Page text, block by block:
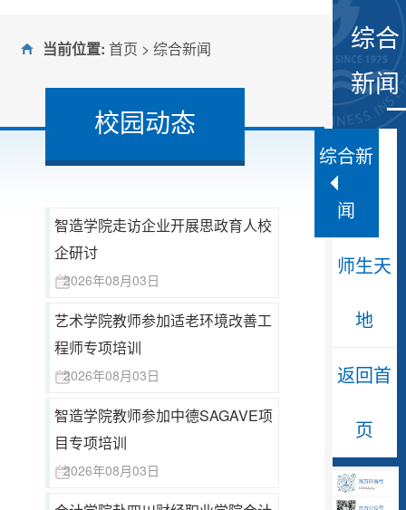
当前位置: 首页 > 综合新闻
校园动态
智造学院走访企业开展思政育人校
企研讨
2026年08月03日
艺术学院教师参加适老环境改善工
程师专项培训
2026年08月03日
智造学院教师参加中德SAGAVE项
目专项培训
2026年08月03日
综合
新闻
综合新
闻
师生天
地
返回首
页